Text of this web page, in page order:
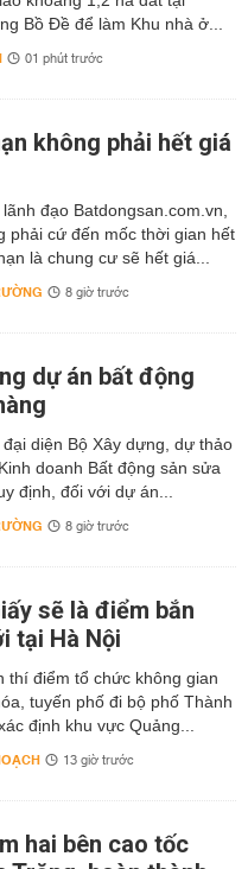
Bồ Đề để làm Khu nhà ở...
01 phút trước
không phải hết giá
đạo Batdongsan.com.vn,
phải cứ đến mốc thời gian hết
là chung cư sẽ hết giá...
8 giờ trước
dự án bất động
diện Bộ Xây dựng, dự thảo
doanh Bất động sản sửa
định, đối với dự án...
8 giờ trước
sẽ là điểm bắn
tại Hà Nội
thí điểm tổ chức không gian
tuyến phố đi bộ phố Thành
định khu vực Quảng...
13 giờ trước
hai bên cao tốc